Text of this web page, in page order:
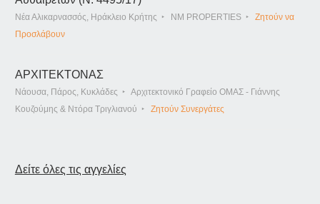
Νέα Αλικαρνασσός, Ηράκλειο Κρήτης NM PROPERTIES
Ζητούν να
Προσλάβουν
ΑΡΧΙΤΕΚΤΟΝΑΣ
Νάουσα, Πάρος, Κυκλάδες
Αρχιτεκτονικό Γραφείο ΟΜΑΣ - Γιάννης
Κουζούμης & Ντόρα Τριγλιανού
Ζητούν Συνεργάτες
Δείτε όλες τις αγγελίες